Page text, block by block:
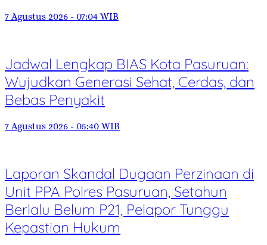
7 Agustus 2026 - 07:04 WIB
Jadwal Lengkap BIAS Kota Pasuruan:
Wujudkan Generasi Sehat, Cerdas, dan
Bebas Penyakit
7 Agustus 2026 - 05:40 WIB
Laporan Skandal Dugaan Perzinaan di
Unit PPA Polres Pasuruan, Setahun
Berlalu Belum P21, Pelapor Tunggu
Kepastian Hukum